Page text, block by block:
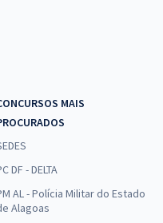
MAIS
DF - DELTA
AL - Polícia Militar do Estado
Alagoas